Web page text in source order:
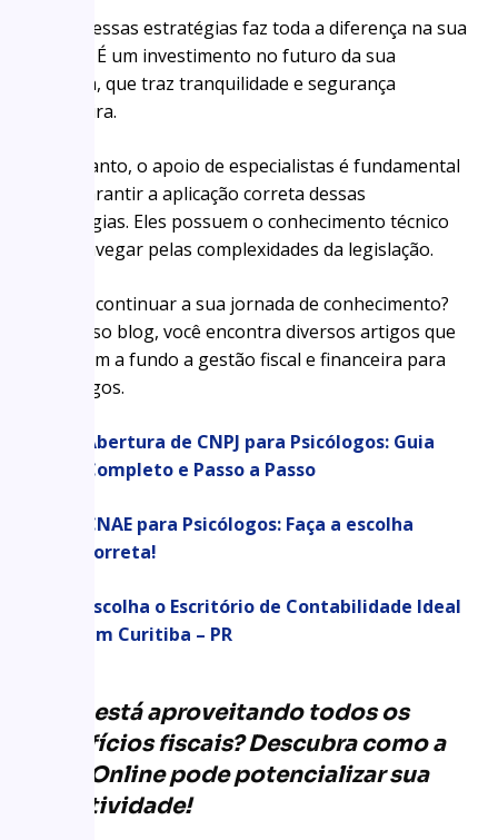
Adotar essas estratégias faz toda a diferença na sua
prática. É um investimento no futuro da sua
carreira, que traz tranquilidade e segurança
financeira.
No entanto, o apoio de especialistas é fundamental
para garantir a aplicação correta dessas
estratégias. Eles possuem o conhecimento técnico
para navegar pelas complexidades da legislação.
Que tal continuar a sua jornada de conhecimento?
Em nosso blog, você encontra diversos artigos que
exploram a fundo a gestão fiscal e financeira para
psicólogos.
Abertura de CNPJ para Psicólogos: Guia
Completo e Passo a Passo
CNAE para Psicólogos: Faça a escolha
correta!
Escolha o Escritório de Contabilidade Ideal
em Curitiba – PR
Você está aproveitando todos os
benefícios fiscais? Descubra como a
KDG Online pode potencializar sua
lucratividade!